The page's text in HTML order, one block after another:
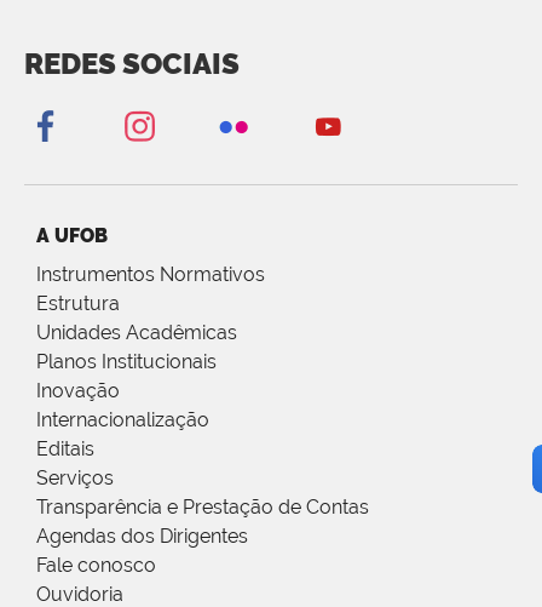
REDES SOCIAIS
A UFOB
Instrumentos Normativos
Estrutura
Unidades Acadêmicas
Planos Institucionais
Inovação
Internacionalização
Editais
Serviços
Transparência e Prestação de Contas
Agendas dos Dirigentes
Fale conosco
Ouvidoria